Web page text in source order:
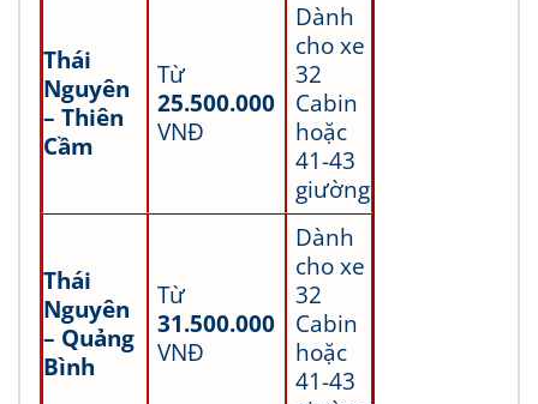
Thái
Nguyên
– Thiên
Cầm
Từ
25.500.000
VNĐ
Dành
cho xe
32
Cabin
hoặc
41-43
giường
Thái
Nguyên
– Quảng
Bình
Từ
31.500.000
VNĐ
Dành
cho xe
32
Cabin
hoặc
41-43